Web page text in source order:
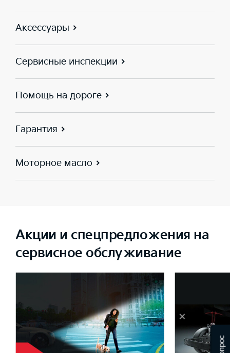
Аксессуары
Сервисные инспекции
Помощь на дороге
Гарантия
Моторное масло
Акции и спецпредложения на
сервисное обслуживание
×